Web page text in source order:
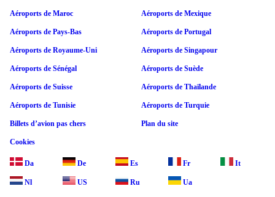
Aéroports de Maroc Aéroports de Mexique
Aéroports de Pays-Bas Aéroports de Portugal
Aéroports de Royaume-Uni Aéroports de Singapour
Aéroports de Sénégal Aéroports de Suède
Aéroports de Suisse Aéroports de Thaïlande
Aéroports de Tunisie Aéroports de Turquie
Billets d’avion pas chers Plan du site
Cookies
Da De Es Fr It
Nl US Ru Ua